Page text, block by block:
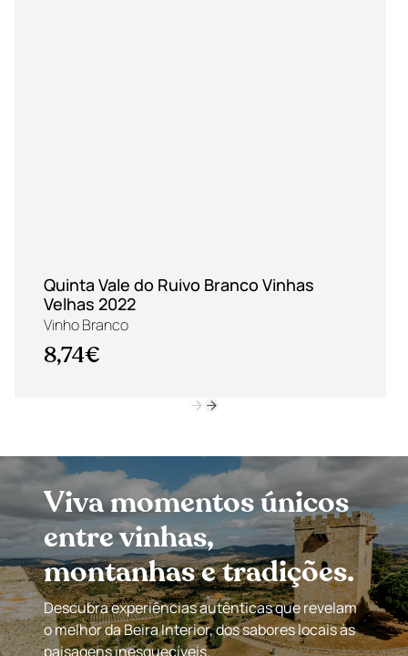
Quinta Vale do Ruivo Branco Vinhas
Velhas 2022
Vinho Branco
8,74€
Viva momentos únicos
entre vinhas,
montanhas e tradições.
Descubra experiências autênticas que revelam
o melhor da Beira Interior, dos sabores locais às
paisagens inesquecíveis.